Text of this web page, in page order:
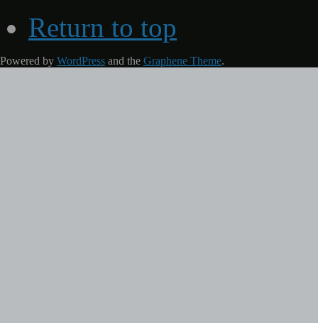
Return to top
Powered by WordPress and the Graphene Theme.